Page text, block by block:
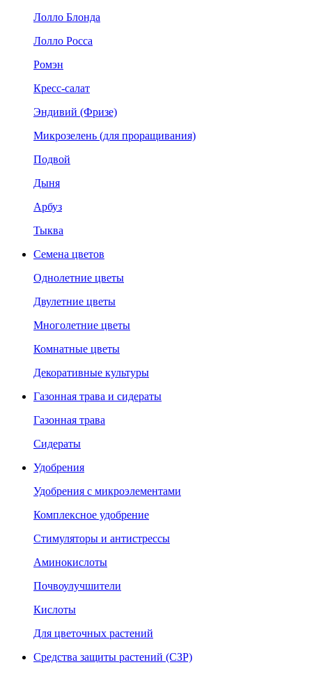
Лолло Блонда
Лолло Росса
Ромэн
Кресс-салат
Эндивий (Фризе)
Микрозелень (для проращивания)
Подвой
Дыня
Арбуз
Тыква
Семена цветов
Однолетние цветы
Двулетние цветы
Многолетние цветы
Комнатные цветы
Декоративные культуры
Газонная трава и сидераты
Газонная трава
Сидераты
Удобрения
Удобрения с микроэлементами
Комплексное удобрение
Стимуляторы и антистрессы
Аминокислоты
Почвоулучшители
Кислоты
Для цветочных растений
Средства защиты растений (СЗР)